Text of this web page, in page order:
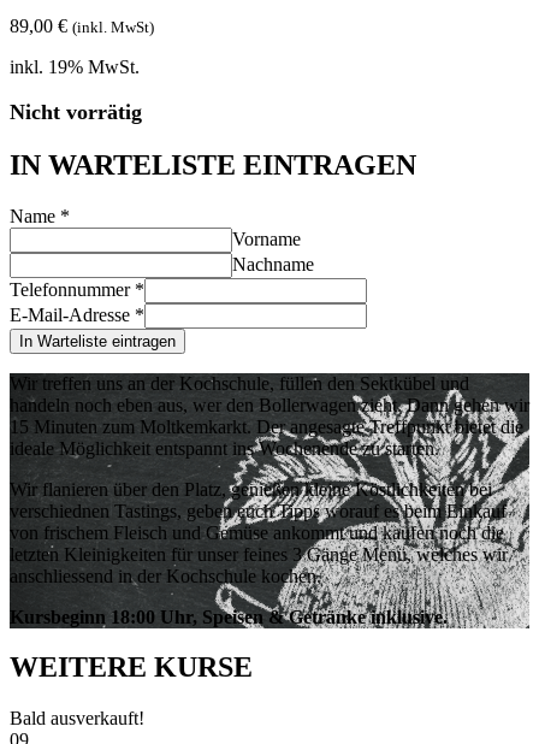
89,00 € (inkl. MwSt)
inkl. 19% MwSt.
Nicht vorrätig
IN WARTELISTE EINTRAGEN
Name *
Vorname
Nachname
Telefonnummer *
E-Mail-Adresse *
In Warteliste eintragen
Wir treffen uns an der Kochschule, füllen den Sektkübel und
handeln noch eben aus, wer den Bollerwagen zieht. Dann gehen wir
15 Minuten zum Moltkemkarkt. Der angesagte Treffpunkt bietet die
ideale Möglichkeit entspannt ins Wochenende zu starten.
Wir flanieren über den Platz, genießen kleine Köstlichkeiten bei
verschiednen Tastings, geben euch Tipps worauf es beim Einkauf
von frischem Fleisch und Gemüse ankommt und kaufen noch die
letzten Kleinigkeiten für unser feines 3 Gänge Menü, welches wir
anschliessend in der Kochschule kochen.
Kursbeginn 18:00 Uhr, Speisen & Getränke inklusive.
WEITERE KURSE
Bald ausverkauft!